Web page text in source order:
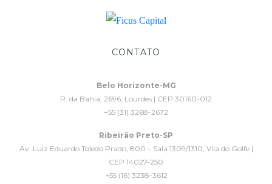
CONTATO
Belo Horizonte-MG
R. da Bahia, 2696, Lourdes | CEP 30160-012
+55 (31) 3268-2672
Ribeirão Preto-SP
Av. Luiz Eduardo Toledo Prado, 800 – Sala 1309/1310, Vila do Golfe |
CEP 14027-250
+55 (16) 3238-3612